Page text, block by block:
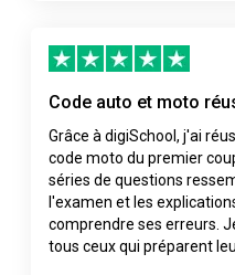
Code auto et moto
Grâce à digiSchool, j'ai
code moto du premier
séries de questions
l'examen et les
comprendre ses erreurs.
tous ceux qui préparent